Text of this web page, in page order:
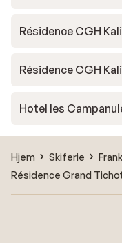
Résidence CGH
Résidence CGH
Hotel les
Hjem Skiferie
Résidence Grand